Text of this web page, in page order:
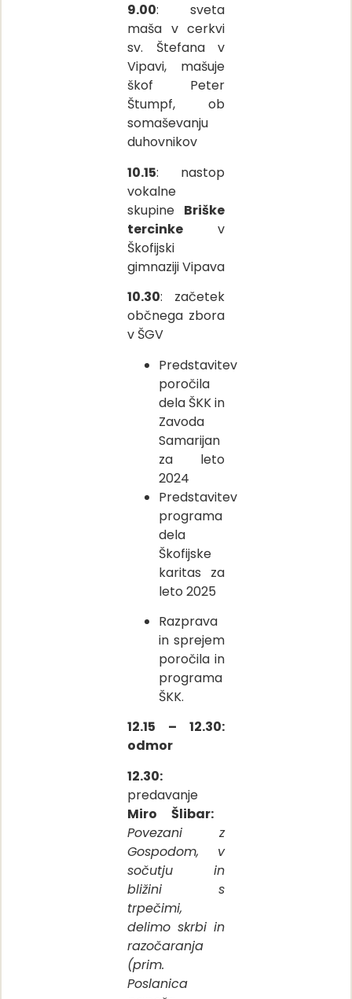
9.00: sveta
maša v cerkvi
sv. Štefana v
Vipavi, mašuje
škof Peter
Štumpf, ob
somaševanju
duhovnikov
10.15: nastop
vokalne
skupine Briške
tercinke v
Škofijski
gimnaziji Vipava
10.30: začetek
občnega zbora
v ŠGV
Predstavitev
poročila
dela ŠKK in
Zavoda
Samarijan
za leto
2024
Predstavitev
programa
dela
Škofijske
karitas za
leto 2025
Razprava
in sprejem
poročila in
programa
ŠKK.
12.15 – 12.30:
odmor
12.30:
predavanje
Miro Šlibar:
Povezani z
Gospodom, v
sočutju in
bližini s
trpečimi,
delimo skrbi in
razočaranja
(prim.
Poslanica